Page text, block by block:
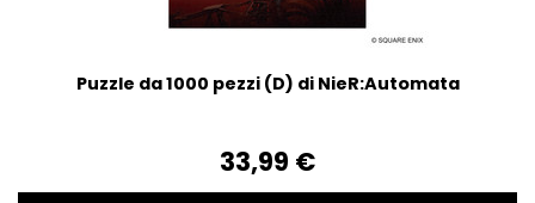
Puzzle da 1000 pezzi (D) di NieR:Automata
33,99‎ ‎€